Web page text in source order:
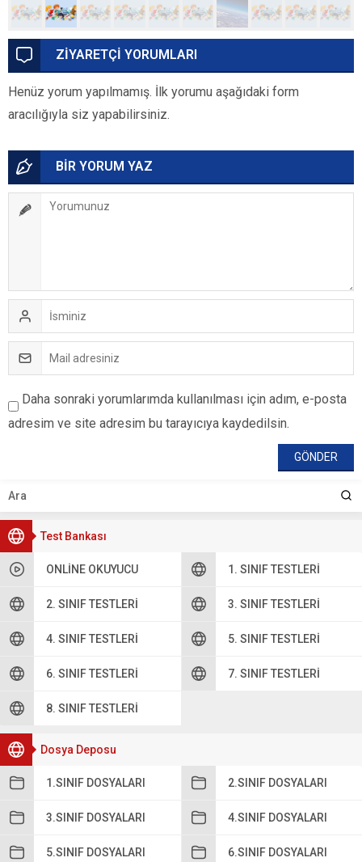
Test Bankası
ONLINE OKUYUCU 1. SINIF TESTLERI
2. SINIF TESTLERI 3. SINIF TESTLERI
4. SINIF TESTLERI 5. SINIF TESTLERI
6. SINIF TESTLERI 7. SINIF TESTLERI
8. SINIF TESTLERI
Dosya Deposu
1.SINIF DOSYALARI 2.SINIF DOSYALARI
3.SINIF DOSYALARI 4.SINIF DOSYALARI
5.SINIF DOSYALARI 6.SINIF DOSYALARI
ZİYARETÇİ YORUMLARI
Henüz yorum yapılmamış. İlk yorumu aşağıdaki form
aracılığıyla siz yapabilirsiniz.
BİR YORUM YAZ
Daha sonraki yorumlarımda kullanılması için adım, e-posta
adresim ve site adresim bu tarayıcıya kaydedilsin.